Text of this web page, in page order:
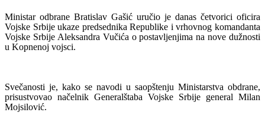
Ministar odbrane Bratislav Gašić uručio je danas četvorici oficira
Vojske Srbije ukaze predsednika Republike i vrhovnog komandanta
Vojske Srbije Aleksandra Vučića o postavljenjima na nove dužnosti
u Kopnenoj vojsci.
Svečanosti je, kako se navodi u saopštenju Ministarstva obdrane,
prisustvovao načelnik Generalštaba Vojske Srbije general Milan
Mojsilović.